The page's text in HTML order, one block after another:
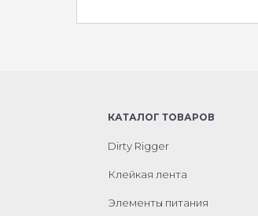
КАТАЛОГ ТОВАРОВ
Dirty Rigger
Клейкая лента
Элементы питания